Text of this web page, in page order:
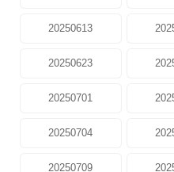
20250613
20250623
20250701
20250704
20250709